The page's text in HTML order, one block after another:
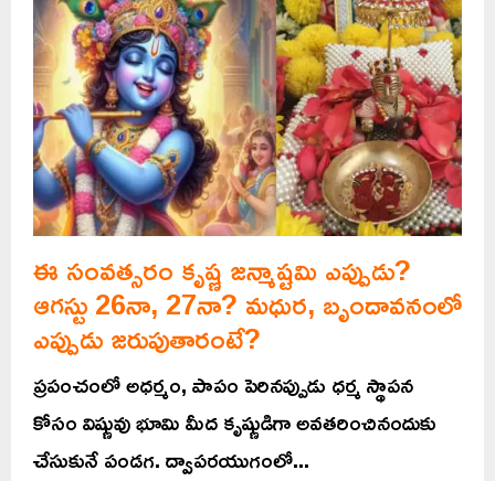
ఈ సంవత్సరం కృష్ణ జన్మాష్టమి ఎప్పుడు?
ఆగస్టు 26నా, 27నా? మధుర, బృందావనంలో
ఎప్పుడు జరుపుతారంటే?
ప్రపంచంలో అధర్మం, పాపం పెరినప్పుడు ధర్మ స్థాపన
కోసం విష్ణువు భూమి మీద కృష్ణుడిగా అవతరించినందుకు
చేసుకునే పండగ. ద్వాపరయుగంలో...